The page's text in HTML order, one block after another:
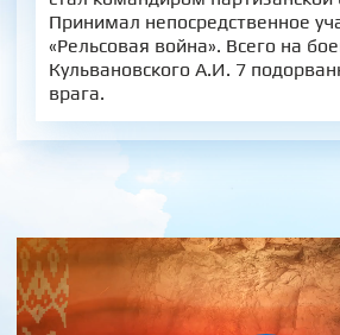
Принимал непосредственное
«Рельсовая война». Всего на
Кульвановского А.И. 7
врага.